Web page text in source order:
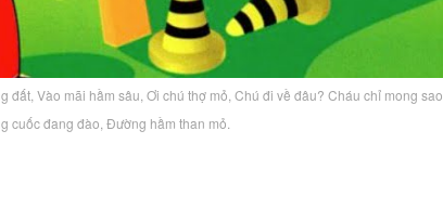
đất, Vào mãi hầm sâu, Ơi chú thợ mỏ, Chú đi về đâu? Cháu chỉ mong sao,
cuốc đang đào, Đường hầm than mỏ.